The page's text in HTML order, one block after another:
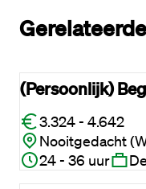
(Persoonlijk)
3.324 - 4.642
Nooitgedacht
24 - 36 uur